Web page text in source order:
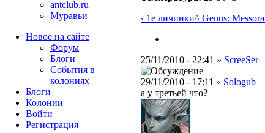
‹ 1е личинки^ Genus: Messor
25/11/2010 - 22:41 » ScreeSer
29/11/2010 - 17:11 » Sologub
а у третьей что?
antclub.ru
Муравьи
Новое на сайте
Форум
Блоги
События в
колониях
Блоги
Колонии
Войти
Peгиcтpaция